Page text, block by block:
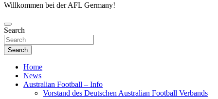
Willkommen bei der AFL Germany!
Search
Search
Home
News
Australian Football – Info
Vorstand des Deutschen Australian Football Verbands